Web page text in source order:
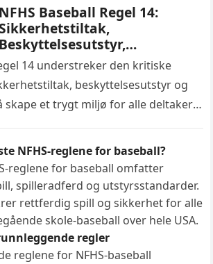
NFHS Baseball Regel 14:
Beskyttelsesutstyr,
14 understreker den kritiske
beskyttelsesutstyr og
skape et trygt miljø for alle deltakere.
NFHS-reglene for baseball?
reglene for baseball omfatter
spilleradferd og utstyrsstandarder.
rettferdig spill og sikkerhet for alle
skole-baseball over hele USA.
regler
reglene for NFHS-baseball